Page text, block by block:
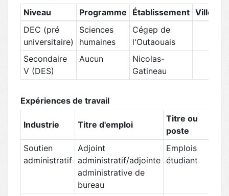
Niveau
Programme Établissement Ville
DEC (pré
universitaire)
Sciences
humaines
Cégep de
l'Outaouais
Secondaire
V (DES)
Aucun
Nicolas-
Gatineau
Expériences de travail
Industrie Titre d'emploi
Titre ou
poste
Soutien
administratif
Adjoint
administratif/adjointe
administrative de
bureau
Emplois
étudiant